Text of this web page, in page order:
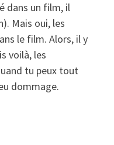
dans un film, il
Mais oui, les
le film. Alors, il y
voilà, les
tu peux tout
dommage.